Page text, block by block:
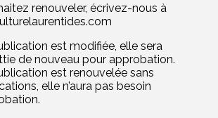
renouveler, écrivez-nous à
est modifiée, elle sera
de nouveau pour approbation.
est renouvelée sans
elle n’aura pas besoin